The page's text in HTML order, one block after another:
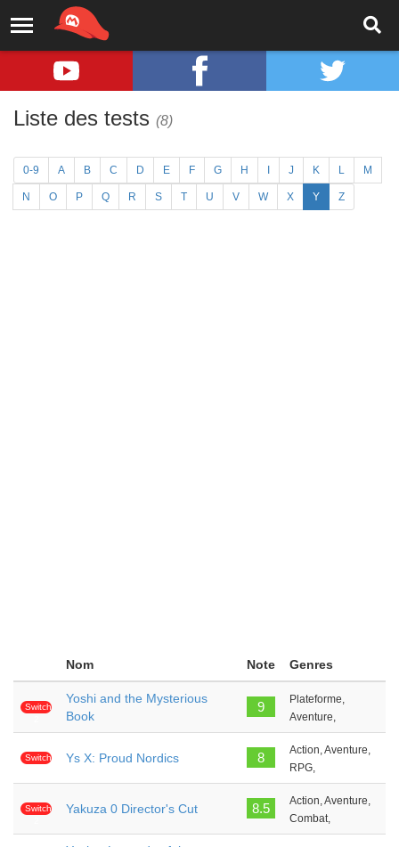
Liste des tests (8)
0-9 A B C D E F G H J K L M
N O P Q R S T U V W X Y Z
Nom Note Genres
Switch
Yoshi and the Mysterious
Book
9
Plateforme,
Aventure,
Switch
Ys X: Proud Nordics 8
Action, Aventure,
RPG,
Switch
Yakuza 0 Director's Cut 8.5
Action, Aventure,
Combat,